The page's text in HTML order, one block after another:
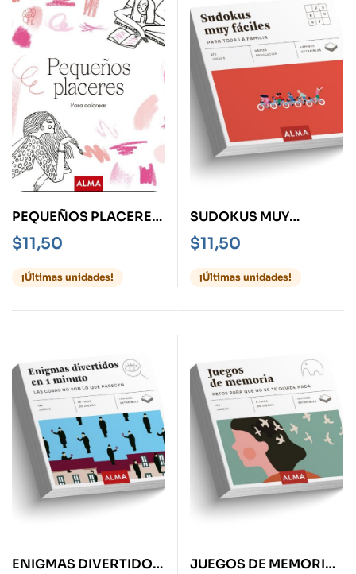
PEQUEÑOS PLACERES
PARA COLOREAR
$11,50
¡Últimas unidades!
SUDOKUS MUY
FÁCILES PARA TODA LA
FAMILIA
$11,50
¡Últimas unidades!
ENIGMAS DIVERTIDOS
JUEGOS DE MEMORIA: